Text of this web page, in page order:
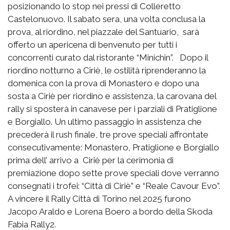
posizionando lo stop nei pressi di Colleretto
Castelonuovo. Il sabato sera, una volta conclusa la
prova, al riordino, nel piazzale del Santuario, sarà
offerto un apericena di benvenuto per tutti i
concorrenti curato dal ristorante “Minichin”. Dopo il
riordino notturno a Ciriè, le ostilità riprenderanno la
domenica con la prova di Monastero e dopo una
sosta a Ciriè per riordino e assistenza, la carovana del
rally si sposterà in canavese per i parziali di Pratiglione
e Borgiallo. Un ultimo passaggio in assistenza che
precederà il rush finale, tre prove speciali affrontate
consecutivamente: Monastero, Pratiglione e Borgiallo
prima dell’ arrivo a Ciriè per la cerimonia di
premiazione dopo sette prove speciali dove verranno
consegnati i trofei: “Città di Ciriè” e “Reale Cavour Evo”.
A vincere il Rally Città di Torino nel 2025 furono
Jacopo Araldo e Lorena Boero a bordo della Skoda
Fabia Rally2.